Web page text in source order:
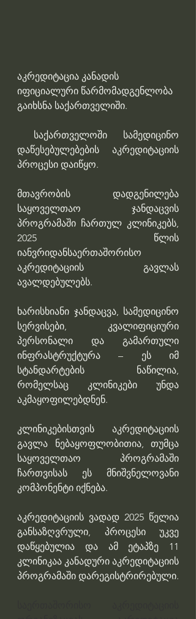
აკრედიტაცია კანადის
იფიციალური წარმომადგენლობა
გაიხსნა საქართველიში.
დაწესებულებების აკრედიტაციის
პროცესი დაიწყო.
მთავრობის დადგენილება
საყოველთაო ჯანდაცვის
პროგრამაში ჩართულ კლინიკებს,
2025 წლის
იანვრიდანსაერთაშორისო
აკრედიტაციის გავლას
ავალდებულებს.
ხარისხიანი ჯანდაცვა, სამედიცინო
სერვისები, კვალიფიციური
პერსონალი და გამართული
ინფრასტრუქტურა – ეს იმ
სტანდარტების ნაწილია,
რომელსაც კლინიკები უნდა
აკმაყოფილებდნენ.
კლინიკებისთვის აკრედიტაციის
გავლა ნებაყოფლობითია, თუმცა
საყოველთაო პროგრამაში
ჩართვისას ეს მნიშვნელოვანი
კომპონენტი იქნება.
აკრედიტაციის ვადად 2025 წელია
განსაზღვრული, პროცესი უკვე
დაწყებულია და ამ ეტაპზე 11
კლინიკაა კანადური აკრედიტაციის